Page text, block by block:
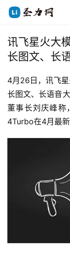
讯飞星火大
长图文、长
4月26日，讯飞
长图文、长语音
董事长刘庆峰称
4Turbo在4月最新